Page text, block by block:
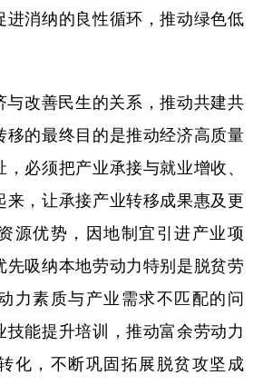
进消纳的良性循环，推动绿色低
改善民生的关系，推动共建共
移的最终目的是推动经济高质量
必须把产业承接与就业增收、
来，让承接产业转移成果惠及更
源优势，因地制宜引进产业项
先吸纳本地劳动力特别是脱贫劳
力素质与产业需求不匹配的问
能提升培训，推动富余劳动力
化，不断巩固拓展脱贫攻坚成